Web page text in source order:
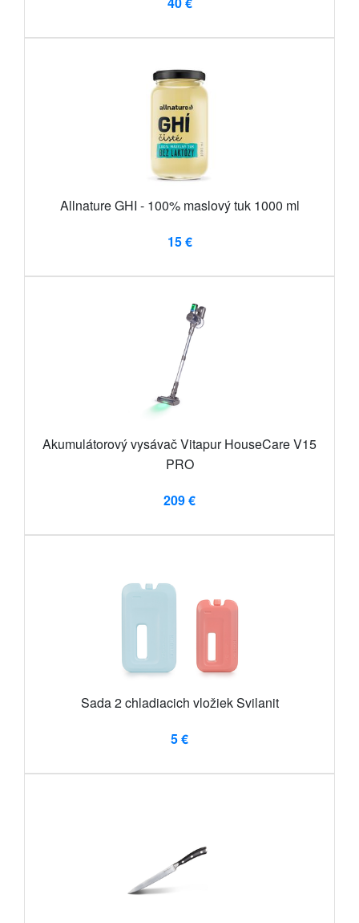
Allnature GHI - 100% maslový tuk 1000 ml
15 €
Akumulátorový vysávač Vitapur HouseCare V15
PRO
209 €
Sada 2 chladiacich vložiek Svilanit
5 €